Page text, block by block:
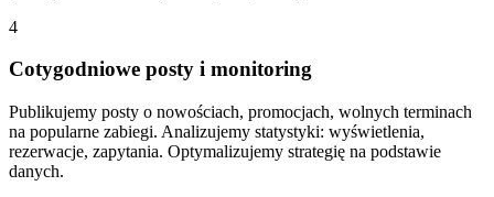
4
Cotygodniowe posty i monitoring
Publikujemy posty o nowościach, promocjach, wolnych terminach
na popularne zabiegi. Analizujemy statystyki: wyświetlenia,
rezerwacje, zapytania. Optymalizujemy strategię na podstawie
danych.